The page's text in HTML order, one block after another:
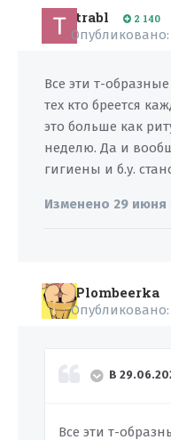
trabl 2 140
Опубликовано:
Все эти т-
тех кто бреется
это больше как
неделю. Да и
гигиены и б.у.
Изменено 29 июня
Plombeerka
Опубликовано:
В
Все эти т-